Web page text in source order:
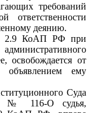
требований
ответственности
деянию.
2.9 КоАП РФ при
освобождается от
объявлением ему
Суда
№ 116-О судья,